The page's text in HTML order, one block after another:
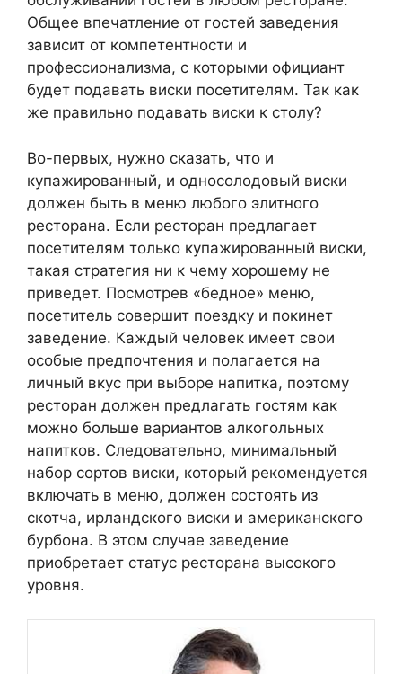
Общее впечатление от гостей заведения
зависит от компетентности и
профессионализма, с которыми официант
будет подавать виски посетителям. Так как
же правильно подавать виски к столу?
Во-первых, нужно сказать, что и
купажированный, и односолодовый виски
должен быть в меню любого элитного
ресторана. Если ресторан предлагает
посетителям только купажированный виски,
такая стратегия ни к чему хорошему не
приведет. Посмотрев «бедное» меню,
посетитель совершит поездку и покинет
заведение. Каждый человек имеет свои
особые предпочтения и полагается на
личный вкус при выборе напитка, поэтому
ресторан должен предлагать гостям как
можно больше вариантов алкогольных
напитков. Следовательно, минимальный
набор сортов виски, который рекомендуется
включать в меню, должен состоять из
скотча, ирландского виски и американского
бурбона. В этом случае заведение
приобретает статус ресторана высокого
уровня.